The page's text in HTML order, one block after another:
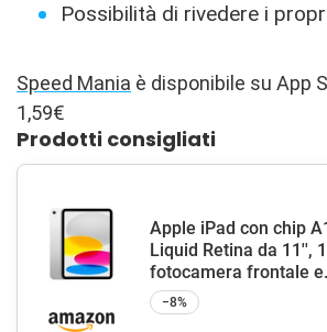
Possibilità di rivedere i
Speed Mania è disponibile su App
1,59€
Prodotti consigliati
Apple iPad con chip
Liquid Retina da 11'',
fotocamera frontale
−8%